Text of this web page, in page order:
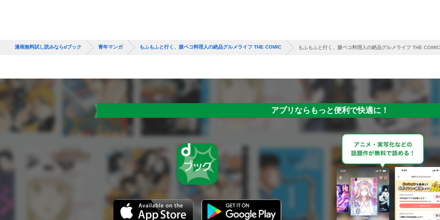
漫画無料試し読みならdブック 青年マンガ もふもふと行く、腹ペコ料理人の絶品グルメライフ THE COMIC もふもふと行く、腹ペコ料理人の絶品グルメライフ THE
アプリならもっと便利で快適に！